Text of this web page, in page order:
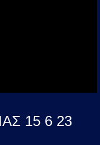
15 6 23